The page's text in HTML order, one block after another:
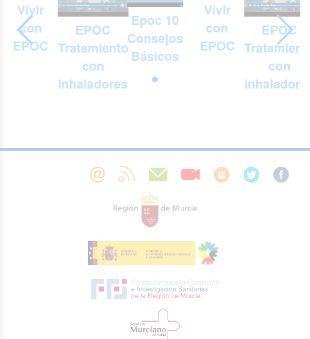
Vivir
con
EPOC
EPOC
Tratamiento
con
inhaladores
Epoc 10
Consejos
Básicos
Vivir
con
EPOC
EPOC
con